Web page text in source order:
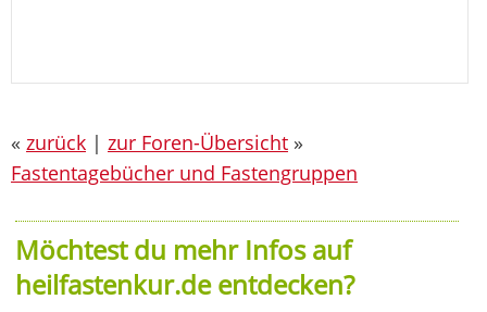
« zurück | zur Foren-Übersicht »
Fastentagebücher und Fastengruppen
Möchtest du mehr Infos auf
heilfastenkur.de entdecken?